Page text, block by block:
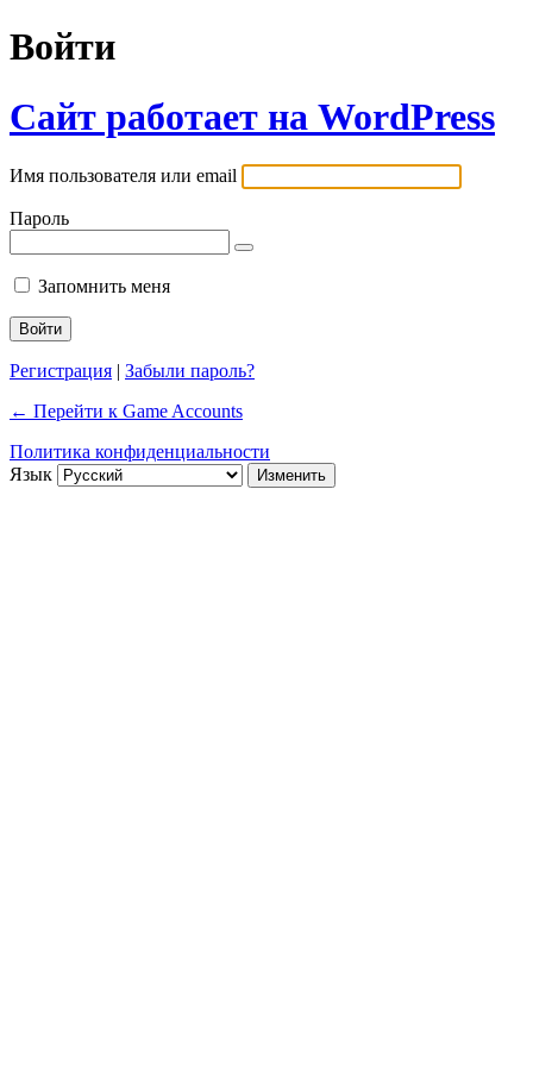
Войти
Сайт работает на WordPress
Имя пользователя или email
Пароль
Запомнить меня
Регистрация | Забыли пароль?
← Перейти к Game Accounts
Политика конфиденциальности
Язык